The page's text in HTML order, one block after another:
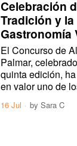
Celebración
Tradición y la
Gastronomía
El Concurso de
Palmar,
quinta edición,
en valor uno de
16 Jul by Sara C